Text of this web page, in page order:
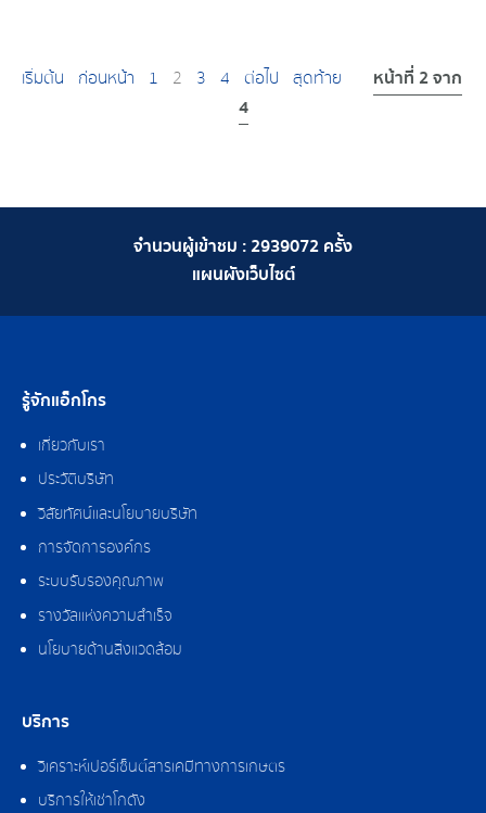
เริ่มต้น ก่อนหน้า 1 2 3 4 ต่อไป สุดท้าย
หน้าที่ 2 จาก
4
จำนวนผู้เข้าชม :2939072 ครั้ง
แผนผังเว็บไซต์
รู้จักแอ็กโกร
เกี่ยวกับเรา
ประวัติบริษัท
วิสัยทัศน์และนโยบายบริษัท
การจัดการองค์กร
ระบบรับรองคุณภาพ
รางวัลแห่งความสำเร็จ
นโยบายด้านสิ่งแวดล้อม
บริการ
วิเคราะห์เปอร์เซ็นต์สารเคมีทางการเกษตร
บริการให้เช่าโกดัง